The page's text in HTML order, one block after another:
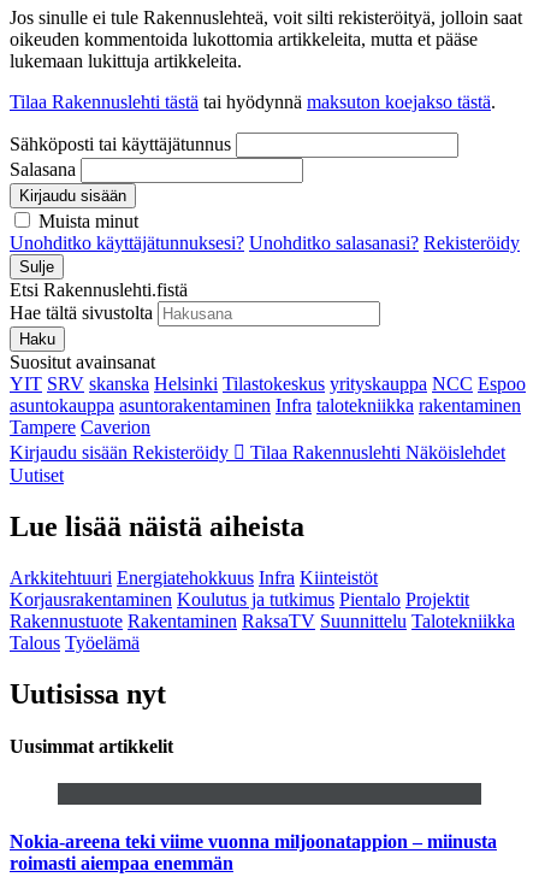
Jos sinulle ei tule Rakennuslehteä, voit silti rekisteröityä, jolloin saat
oikeuden kommentoida lukottomia artikkeleita, mutta et pääse
lukemaan lukittuja artikkeleita.
Tilaa Rakennuslehti tästä tai hyödynnä maksuton koejakso tästä.
Sähköposti tai käyttäjätunnus
Salasana
Kirjaudu sisään
Muista minut
Unohditko käyttäjätunnuksesi? Unohditko salasanasi? Rekisteröidy
Sulje
Etsi Rakennuslehti.fistä
Hae tältä sivustolta
Haku
Suositut avainsanat
YIT SRV skanska Helsinki Tilastokeskus yrityskauppa NCC Espoo
asuntokauppa asuntorakentaminen Infra talotekniikka rakentaminen
Tampere Caverion
Kirjaudu sisään Rekisteröidy Tilaa Rakennuslehti Näköislehdet
Uutiset
Lue lisää näistä aiheista
Arkkitehtuuri Energiatehokkuus Infra Kiinteistöt
Korjausrakentaminen Koulutus ja tutkimus Pientalo Projektit
Rakennustuote Rakentaminen RaksaTV Suunnittelu Talotekniikka
Talous Työelämä
Uutisissa nyt
Uusimmat artikkelit
Nokia-areena teki viime vuonna miljoonatappion – miinusta
roimasti aiempaa enemmän